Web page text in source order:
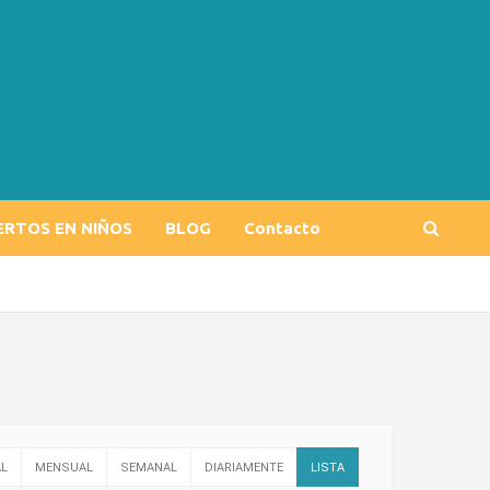
EN NIÑOS BLOG Contacto
MENSUAL SEMANAL DIARIAMENTE LISTA